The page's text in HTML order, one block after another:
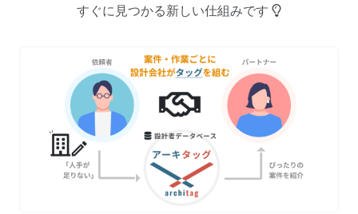
すぐに見つかる新しい仕組みです